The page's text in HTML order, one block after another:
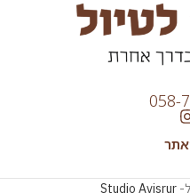
058-
Studio Avisrur